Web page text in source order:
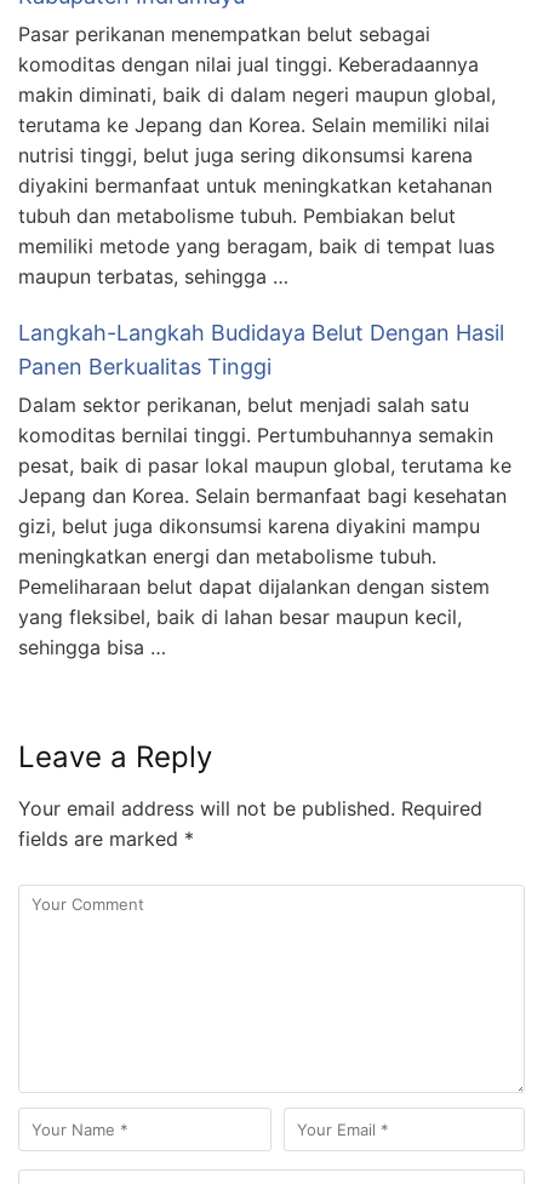
Pasar perikanan menempatkan belut sebagai
komoditas dengan nilai jual tinggi. Keberadaannya
makin diminati, baik di dalam negeri maupun global,
terutama ke Jepang dan Korea. Selain memiliki nilai
nutrisi tinggi, belut juga sering dikonsumsi karena
diyakini bermanfaat untuk meningkatkan ketahanan
tubuh dan metabolisme tubuh. Pembiakan belut
memiliki metode yang beragam, baik di tempat luas
maupun terbatas, sehingga …
Langkah-Langkah Budidaya Belut Dengan Hasil
Panen Berkualitas Tinggi
Dalam sektor perikanan, belut menjadi salah satu
komoditas bernilai tinggi. Pertumbuhannya semakin
pesat, baik di pasar lokal maupun global, terutama ke
Jepang dan Korea. Selain bermanfaat bagi kesehatan
gizi, belut juga dikonsumsi karena diyakini mampu
meningkatkan energi dan metabolisme tubuh.
Pemeliharaan belut dapat dijalankan dengan sistem
yang fleksibel, baik di lahan besar maupun kecil,
sehingga bisa …
Leave a Reply
Your email address will not be published. Required
fields are marked *